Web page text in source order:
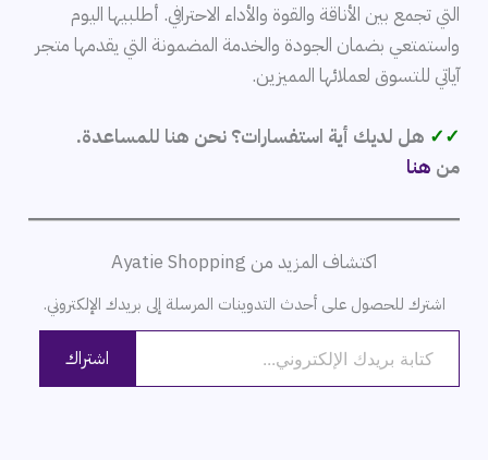
التي تجمع بين الأناقة والقوة والأداء الاحترافي. أطلبيها اليوم
واستمتعي بضمان الجودة والخدمة المضمونة التي يقدمها متجر
آياتي للتسوق لعملائها المميزين.
✓✓ هل لديك أية استفسارات؟ نحن هنا للمساعدة.
من هنا
اكتشاف المزيد من Ayatie Shopping
اشترك للحصول على أحدث التدوينات المرسلة إلى بريدك الإلكتروني.
كتابة بريدك الإلكتروني...
اشتراك